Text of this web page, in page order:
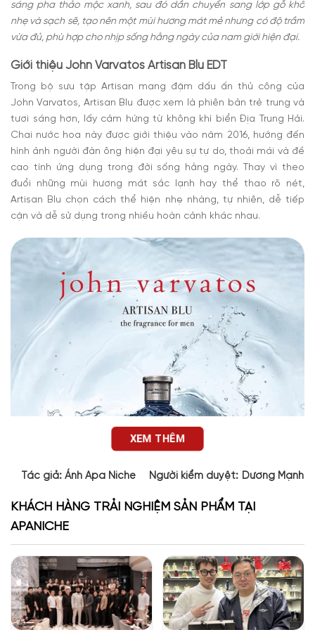
sáng pha thảo mộc xanh, sau đó dần chuyển sang lớp gỗ khô
nhẹ và sạch sẽ, tạo nên một mùi hương mát mẻ nhưng có độ trầm
vừa đủ, phù hợp cho nhịp sống hằng ngày của nam giới hiện đại.
Giới thiệu John Varvatos Artisan Blu EDT
Trong bộ sưu tập Artisan mang đậm dấu ấn thủ công của
John Varvatos, Artisan Blu được xem là phiên bản trẻ trung và
tươi sáng hơn, lấy cảm hứng từ không khí biển Địa Trung Hải.
Chai nước hoa này được giới thiệu vào năm 2016, hướng đến
hình ảnh người đàn ông hiện đại yêu sự tự do, thoải mái và đề
cao tính ứng dụng trong đời sống hằng ngày. Thay vì theo
đuổi những mùi hương mát sắc lạnh hay thể thao rõ nét,
Artisan Blu chọn cách thể hiện nhẹ nhàng, tự nhiên, dễ tiếp
cận và dễ sử dụng trong nhiều hoàn cảnh khác nhau.
Thiết kế của Artisan Blu là một trong những yếu tố khiến chai
nước hoa này dễ tạo thiện cảm ngay từ ánh nhìn đầu tiên.
Thân chai thủy tinh màu xanh biển trong trẻo, được bao bọc
bởi lớp dây đan thủ công màu xanh đậm – chi tiết mang tính
XEM THÊM
Tác giả: Ánh Apa Niche Người kiểm duyệt: Dương Mạnh
KHÁCH HÀNG TRẢI NGHIỆM SẢN PHẨM TẠI
APANICHE